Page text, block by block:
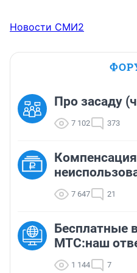
Новости СМИ2
Про засаду
7 102 373
7 647 21
Бесплатные
МТС:наш
1 144 7